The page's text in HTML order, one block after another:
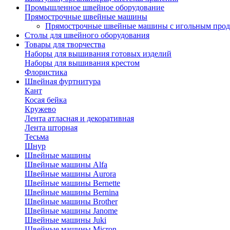
Промышленное швейное оборудование
Прямострочные швейные машины
Прямострочные швейные машины с игольным
Столы для швейного оборудования
Товары для творчества
Наборы для вышивания готовых изделий
Наборы для вышивания крестом
Флористика
Швейная фуртнитура
Кант
Косая бейка
Кружево
Лента aтласная и декоративная
Лента шторная
Тесьма
Шнур
Швейные машины
Швейные машины Alfa
Швейные машины Aurora
Швейные машины Bernette
Швейные машины Bernina
Швейные машины Brother
Швейные машины Janome
Швейные машины Juki